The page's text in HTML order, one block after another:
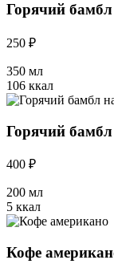
Горячий бамбл
250 ₽
350 мл
106 ккал
Горячий
400 ₽
200 мл
5 ккал
Кофе